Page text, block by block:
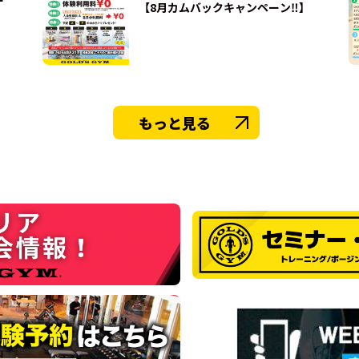
【8月カムバックキャンペーン‼】
もっと見る